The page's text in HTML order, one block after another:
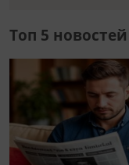
Топ 5 новостей